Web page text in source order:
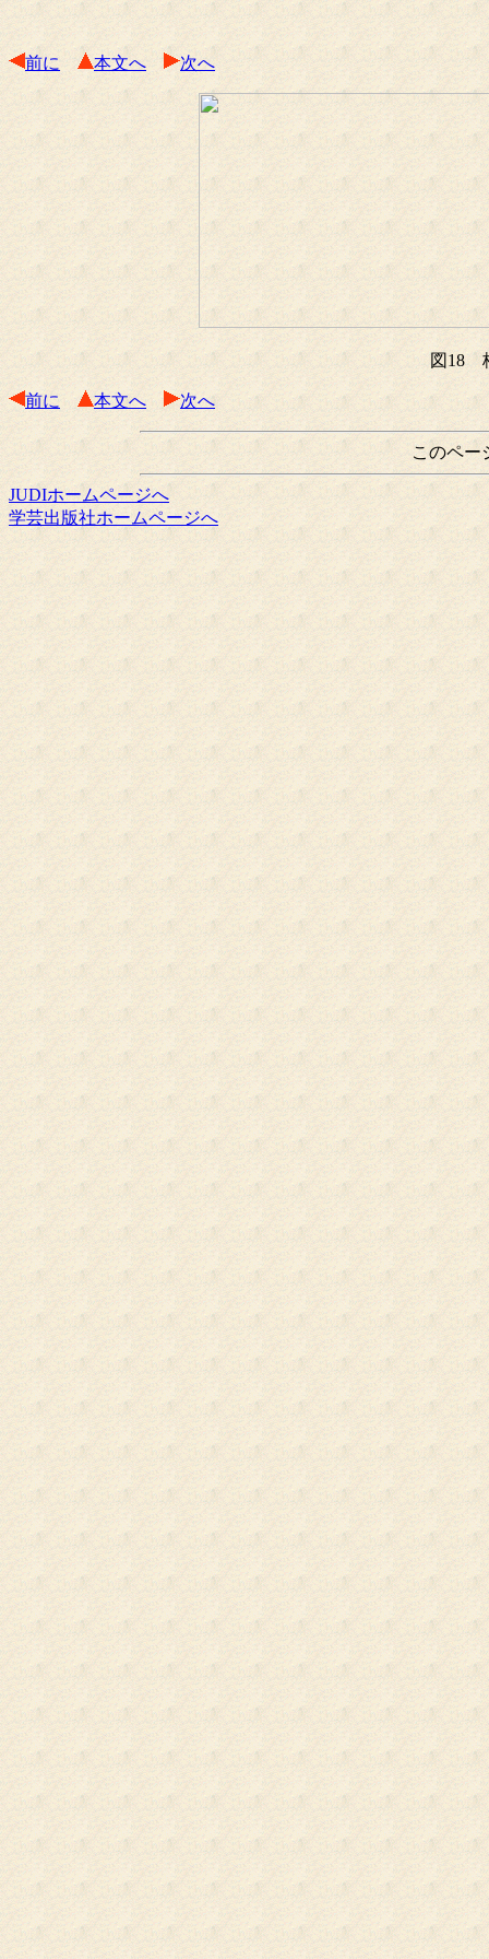
前に 本文へ 次へ
図18
前に 本文へ 次へ
このペー
JUDIホームページへ
学芸出版社ホームページへ